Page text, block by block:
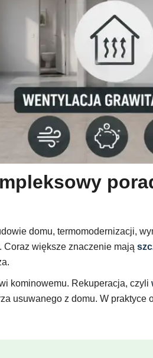
domu, termomodernizacji,
Coraz większe znaczenie mają
kominowemu. Rekuperacja, czyli
usuwanego z domu. W praktyce